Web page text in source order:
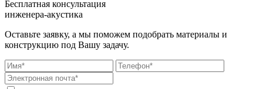
Бесплатная консультация
инженера-акустика
Оставьте заявку, а мы поможем подобрать материалы и
конструкцию под Вашу задачу.